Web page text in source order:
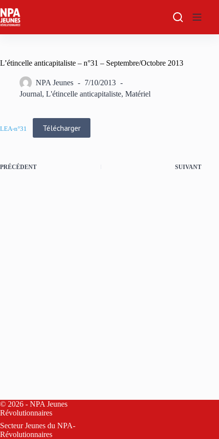
au
contenu
L’étincelle anticapitaliste – n°31 – Septembre/Octobre 2013
NPA Jeunes
7/10/2013
Journal, L'étincelle anticapitaliste, Matériel
LEA-n°31 Télécharger
PRÉCÉDENT SUIVANT
© 2026 - NPA Jeunes
Révolutionnaires
Secteur Jeunes du NPA-
Révolutionnaires